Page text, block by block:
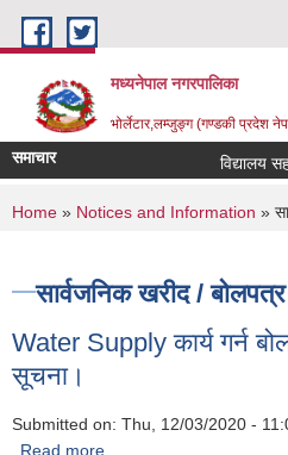
Skip to main content
मध्यनेपाल नगरपालिका
भोर्लेटार,लम्जुङ्ग (गण्डकी प्रदेश
समाचार विद्यालय
You are here
Home » Notices and Information »
सार्वजनिक खरीद /
Water Supply कार्य गर्न
सूचना।
Submitted on: Thu, 12/03/2020 -
Read more